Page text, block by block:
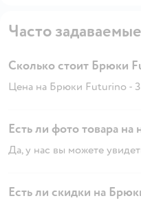
Часто
Сколько стоит Брюки
Цена на Брюки Futurino -
Есть ли фото товара на
Да, у нас вы можете
Есть ли скидки на